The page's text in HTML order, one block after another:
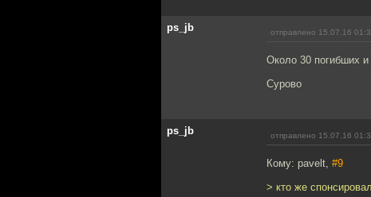
ps_jb отправлено 15.07.16
Около 30 погибших
Сурово
ps_jb отправлено 15.07.16
Кому: pavelt, #9
> кто же